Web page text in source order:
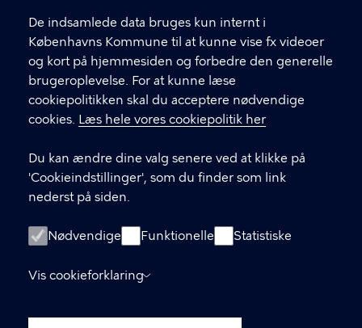
De indsamlede data bruges kun internt i
Københavns Kommune til at kunne vise fx videoer
og kort på hjemmesiden og forbedre den generelle
brugeroplevelse. For at kunne læse
cookiepolitikken skal du acceptere nødvendige
cookies. Læs hele vores cookiepolitik her
Du kan ændre dine valg senere ved at klikke på
'Cookieindstillinger', som du finder som link
nederst på siden.
Nødvendige Funktionelle Statistiske
Vis cookieforklaring
fFind andre kontakter her
CVR-nummer64942212
GENVEJE
Digital Post
Databeskyttelse
Tilgængelighedserklæring
Om hjemmesiden